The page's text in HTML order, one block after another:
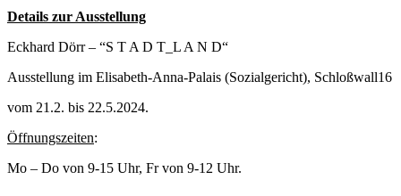
Details zur Ausstellung
Eckhard Dörr – “S T A D T_L A N D“
Ausstellung im Elisabeth-Anna-Palais (Sozialgericht), Schloßwall16
vom 21.2. bis 22.5.2024.
Öffnungszeiten:
Mo – Do von 9-15 Uhr, Fr von 9-12 Uhr.